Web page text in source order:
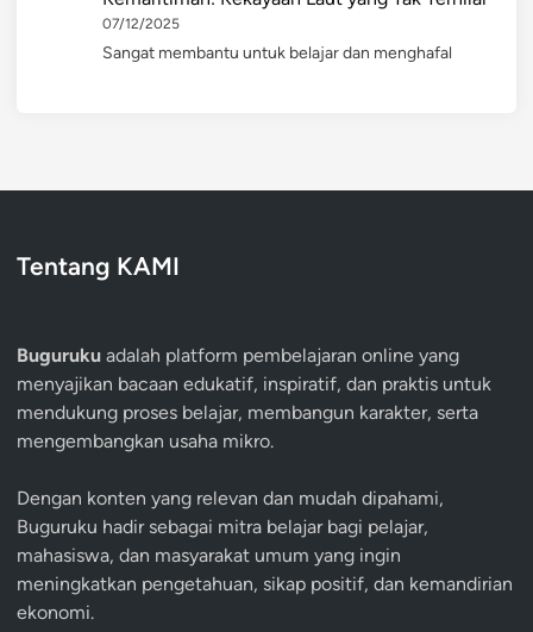
07/12/2025
Sangat membantu untuk belajar dan menghafal
Tentang KAMI
Buguruku adalah platform pembelajaran online yang
menyajikan bacaan edukatif, inspiratif, dan praktis untuk
mendukung proses belajar, membangun karakter, serta
mengembangkan usaha mikro.
Dengan konten yang relevan dan mudah dipahami,
Buguruku hadir sebagai mitra belajar bagi pelajar,
mahasiswa, dan masyarakat umum yang ingin
meningkatkan pengetahuan, sikap positif, dan kemandirian
ekonomi.